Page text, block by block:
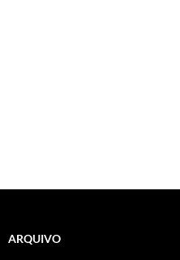
ARQUIVO